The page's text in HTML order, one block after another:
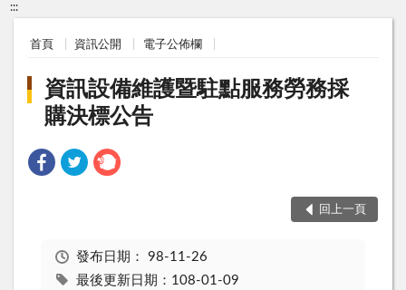
:::
首頁 資訊公開 電子公佈欄
資訊設備維護暨駐點服務勞務採
購決標公告
回上一頁
發布日期： 98-11-26
最後更新日期：108-01-09